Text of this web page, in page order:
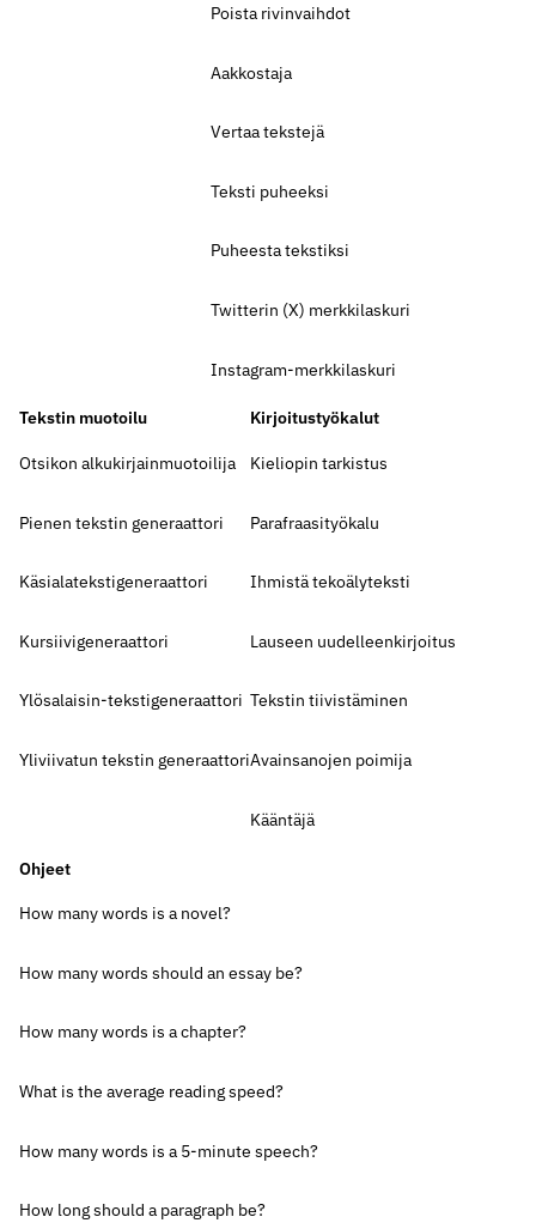
Poista rivinvaihdot
Aakkostaja
Vertaa tekstejä
Teksti puheeksi
Puheesta tekstiksi
Twitterin (X) merkkilaskuri
Instagram-merkkilaskuri
Tekstin muotoilu
Otsikon alkukirjainmuotoilija
Pienen tekstin generaattori
Käsialatekstigeneraattori
Kursiivigeneraattori
Ylösalaisin-tekstigeneraattori
Yliviivatun tekstin generaattori
Kirjoitustyökalut
Kieliopin tarkistus
Parafraasityökalu
Ihmistä tekoälyteksti
Lauseen uudelleenkirjoitus
Tekstin tiivistäminen
Avainsanojen poimija
Kääntäjä
Ohjeet
How many words is a novel?
How many words should an essay be?
How many words is a chapter?
What is the average reading speed?
How many words is a 5-minute speech?
How long should a paragraph be?